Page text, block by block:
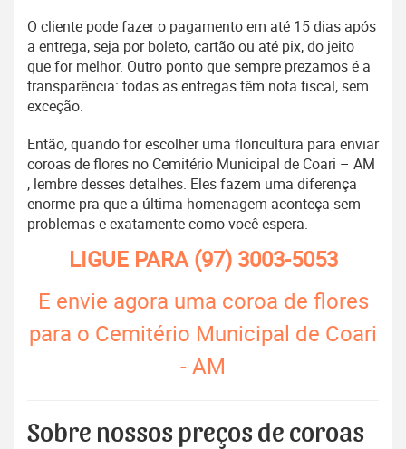
O cliente pode fazer o pagamento em até 15 dias após
a entrega, seja por boleto, cartão ou até pix, do jeito
que for melhor. Outro ponto que sempre prezamos é a
transparência: todas as entregas têm nota fiscal, sem
exceção.
Então, quando for escolher uma floricultura para enviar
coroas de flores no Cemitério Municipal de Coari – AM
, lembre desses detalhes. Eles fazem uma diferença
enorme pra que a última homenagem aconteça sem
problemas e exatamente como você espera.
LIGUE PARA(97) 3003-5053
E envie agora uma coroa de flores
para o Cemitério Municipal de Coari
- AM
Sobre nossos preços de coroas